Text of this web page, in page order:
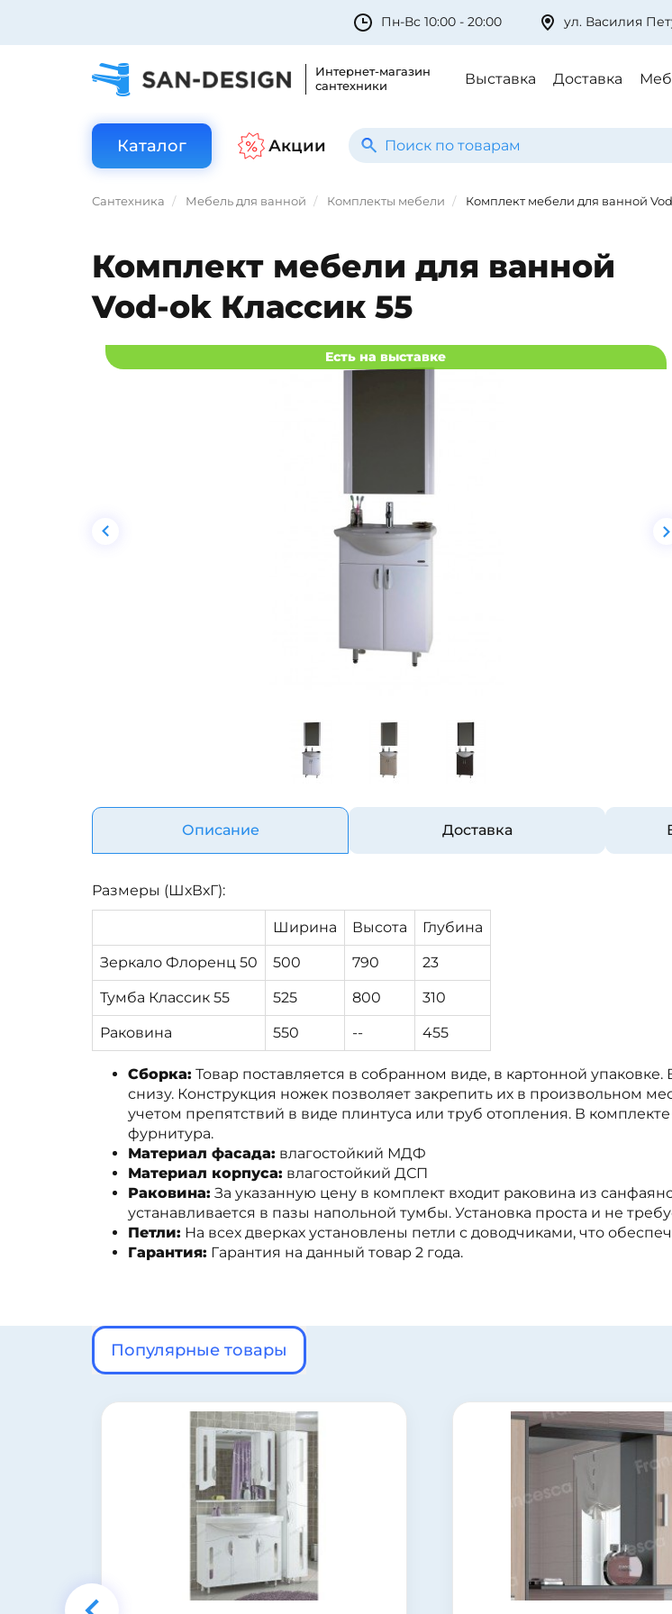
Пн-Вс 10:00 - 20:00 ул. Василия
Интернет-магазин
сантехники
Выставка Доставка
Каталог Акции
Сантехника Мебель для ванной Комплекты мебели Комплект мебели для ванной
Комплект мебели для ванной
Vod-ok Классик 55
Есть на выставке
Описание Доставка
Размеры (ШхВхГ):
Ширина Высота Глубина
Зеркало Флоренц 50 500 790 23
Тумба Классик 55 525 800 310
Раковина 550 -- 455
Сборка: Товар поставляется в собранном виде, в картонной
снизу. Конструкция ножек позволяет закрепить их в произвольном
учетом препятствий в виде плинтуса или труб отопления. В
фурнитура.
Материал фасада: влагостойкий МДФ
Материал корпуса: влагостойкий ДСП
Раковина: За указанную цену в комплект входит раковина из
устанавливается в пазы напольной тумбы. Установка проста и не
Петли: На всех дверках установлены петли с доводчиками, что
Гарантия: Гарантия на данный товар 2 года.
Популярные товары